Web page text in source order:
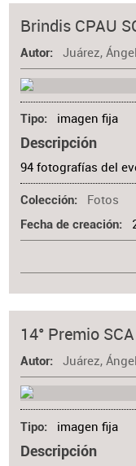
Brindis CPAU
Autor Juárez,
Tipo imagen fija
Descripción
94 fotografías del
Colección Fotos
Fecha de creación
14° Premio
Autor Juárez,
Tipo imagen fija
Descripción